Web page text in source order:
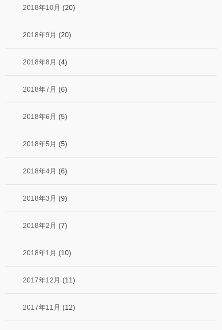
2018年10月 (20)
2018年9月 (20)
2018年8月 (4)
2018年7月 (6)
2018年6月 (5)
2018年5月 (5)
2018年4月 (6)
2018年3月 (9)
2018年2月 (7)
2018年1月 (10)
2017年12月 (11)
2017年11月 (12)